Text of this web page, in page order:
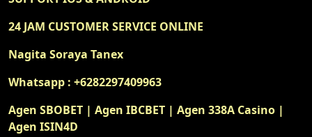
24 JAM CUSTOMER SERVICE ONLINE
Nagita Soraya Tanex
Whatsapp : +6282297409963
Agen SBOBET | Agen IBCBET | Agen 338A Casino |
Agen ISIN4D